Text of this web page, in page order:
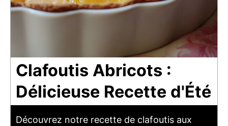
Clafoutis Abricots :
Délicieuse Recette d'Été
Découvrez notre recette de clafoutis aux